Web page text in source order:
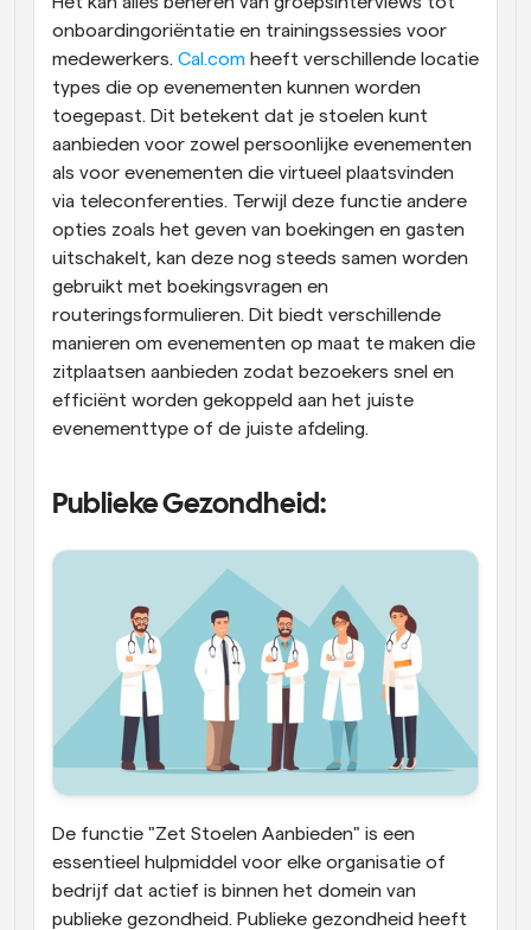
onboardingoriëntatie en trainingssessies voor
medewerkers. Cal.com heeft verschillende locatie
types die op evenementen kunnen worden
toegepast. Dit betekent dat je stoelen kunt
aanbieden voor zowel persoonlijke evenementen
als voor evenementen die virtueel plaatsvinden
via teleconferenties. Terwijl deze functie andere
opties zoals het geven van boekingen en gasten
uitschakelt, kan deze nog steeds samen worden
gebruikt met boekingsvragen en
routeringsformulieren. Dit biedt verschillende
manieren om evenementen op maat te maken die
zitplaatsen aanbieden zodat bezoekers snel en
efficiënt worden gekoppeld aan het juiste
evenementtype of de juiste afdeling.
Publieke Gezondheid:
De functie "Zet Stoelen Aanbieden" is een
essentieel hulpmiddel voor elke organisatie of
bedrijf dat actief is binnen het domein van
publieke gezondheid. Publieke gezondheid heeft